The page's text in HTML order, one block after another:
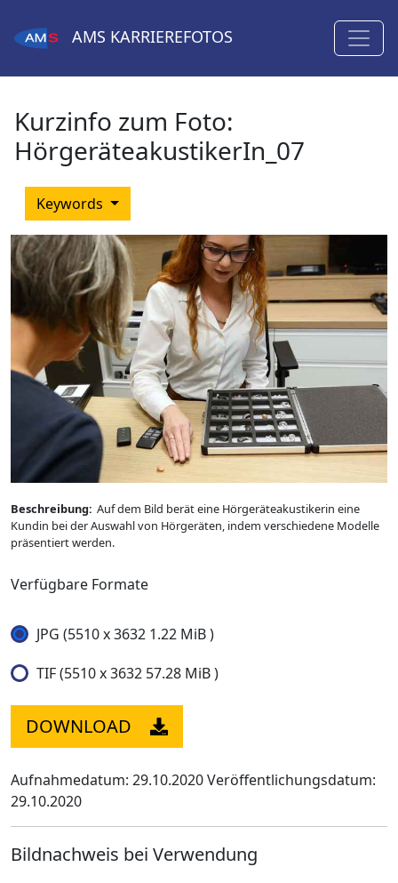
AMS KARRIEREFOTOS
Kurzinfo zum Foto:
HörgeräteakustikerIn_07
Keywords
Beschreibung: Auf dem Bild berät eine Hörgeräteakustikerin eine
Kundin bei der Auswahl von Hörgeräten, indem verschiedene Modelle
präsentiert werden.
Verfügbare Formate
JPG (5510 x 3632 1.22 MiB )
TIF (5510 x 3632 57.28 MiB )
DOWNLOAD
Aufnahmedatum: 29.10.2020Veröffentlichungsdatum:
29.10.2020
Bildnachweis bei Verwendung